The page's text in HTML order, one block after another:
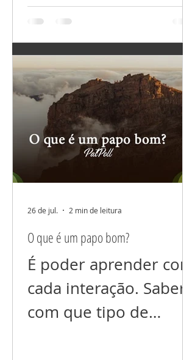
mal resolvidas ou
incompreendidas,
nada além disso! Não
fala nem dos que você
ama, nem dos que
você não ama (ainda).
Não espalhe suas
seus problemas. Tudo
que colocamos foco
cresce! E se você está
prejudicando alguém
energeticamente, com
O que é um papo bom?
É poder aprender com
cada interação. Saber
com que tipo de
26 de jul. 2 min de leitura